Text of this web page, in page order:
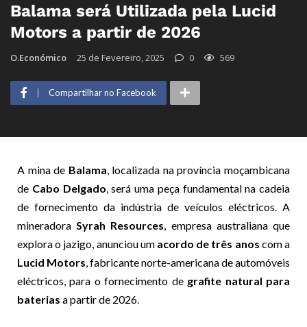
Balama será Utilizada pela Lucid
Motors a partir de 2026
O.Económico 25 de Fevereiro, 2025 0 569
Compartilhar no Facebook
A mina de Balama, localizada na província moçambicana
de Cabo Delgado, será uma peça fundamental na cadeia
de fornecimento da indústria de veículos eléctricos. A
mineradoraSyrah Resources, empresa australiana que
explora o jazigo, anunciou um acordo de três anos com a
Lucid Motors, fabricante norte-americana de automóveis
eléctricos, para o fornecimento de grafite natural para
baterias a partir de 2026.